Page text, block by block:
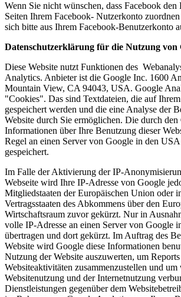
Wenn Sie nicht wünschen, dass Facebook den
Seiten Ihrem Facebook- Nutzerkonto
sich bitte aus Ihrem Facebook-Benutzerkonto
Datenschutzerklärung für die Nutzung von
Diese Website nutzt Funktionen des
Analytics. Anbieter ist die Google Inc. 1600
Mountain View, CA 94043, USA. Google
"Cookies". Das sind Textdateien, die auf
gespeichert werden und die eine Analyse der
Website durch Sie ermöglichen. Die durch den
Informationen über Ihre Benutzung dieser
Regel an einen Server von Google in den
gespeichert.
Im Falle der Aktivierung der IP-
Webseite wird Ihre IP-Adresse von Google
Mitgliedstaaten der Europäischen Union oder
Vertragsstaaten des Abkommens über den
Wirtschaftsraum zuvor gekürzt. Nur in
volle IP-Adresse an einen Server von Google
übertragen und dort gekürzt. Im Auftrag des
Website wird Google diese Informationen
Nutzung der Website auszuwerten, um
Websiteaktivitäten zusammenzustellen und
Websitenutzung und der Internetnutzung
Dienstleistungen gegenüber dem